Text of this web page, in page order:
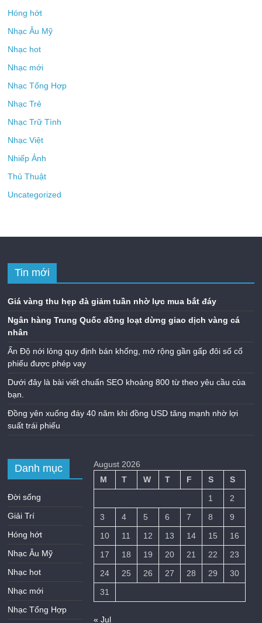
Hóng hớt
Nhạc Âu Mỹ
Nhạc hot
Nhạc mới
Nhạc Tổng Hợp
Nhạc Trẻ
Nhạc Trữ Tình
Nhạc Việt
Nhiếp Ảnh
Thủ Thuật
Uncategorized
Tin mới
Giá vàng thu hẹp đà giảm tuần nhờ lực mua bắt đáy
Ngân hàng Trung Quốc đồng loạt dừng giao dịch vàng cá
nhân
Ấn Độ nới lỏng quy định bán khống, mở rộng gần gấp đôi số cổ
phiếu được phép vay
Dưới đây là bài viết chuẩn SEO khoảng 800 từ theo yêu cầu của
bạn.
Đồng yên xuống đáy 40 năm khi đồng USD tăng mạnh nhờ lợi
suất trái phiếu
Danh mục
Đời sống
Giải Trí
Hóng hớt
Nhạc Âu Mỹ
Nhạc hot
Nhạc mới
Nhạc Tổng Hợp
August 2026
M
T W T F S
S
1
2
3
4 5 6 7 8
9
10
11 12 13 14 15
16
17
18 19 20 21 22
23
24
25 26 27 28 29
30
31
« Jul